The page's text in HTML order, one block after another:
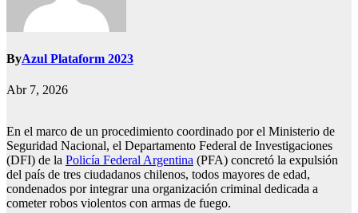
ByAzul Plataform 2023
Abr 7, 2026
En el marco de un procedimiento coordinado por el Ministerio de
Seguridad Nacional, el Departamento Federal de Investigaciones
(DFI) de la Policía Federal Argentina (PFA) concretó la expulsión
del país de tres ciudadanos chilenos, todos mayores de edad,
condenados por integrar una organización criminal dedicada a
cometer robos violentos con armas de fuego.